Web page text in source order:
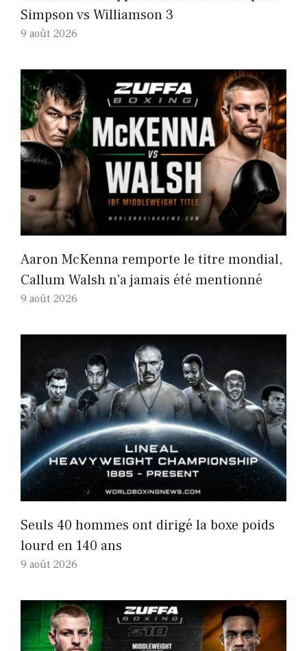
Simpson vs Williamson 3
9 août 2026
Aaron McKenna remporte le titre mondial,
Callum Walsh n'a jamais été mentionné
9 août 2026
Seuls 40 hommes ont dirigé la boxe poids
lourd en 140 ans
9 août 2026